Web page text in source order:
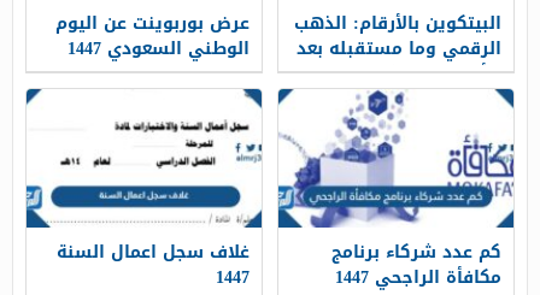
البيتكوين بالأرقام: الذهب
الرقمي وما مستقبله بعد
5 أعوام من الآن؟
عرض بوربوينت عن اليوم
الوطني السعودي 1447
كم عدد شركاء برنامج
مكافأة الراجحي 1447
غلاف سجل اعمال السنة
1447